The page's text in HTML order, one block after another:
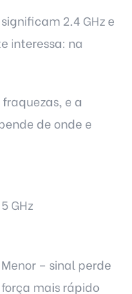
2.4 GHz e
interessa: na
e a
de onde e
5 GHz
Menor – sinal perde
força mais rápido